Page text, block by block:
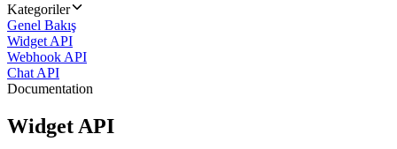
Kategoriler
Genel Bakış
Widget API
Webhook API
Chat API
Documentation
Widget API